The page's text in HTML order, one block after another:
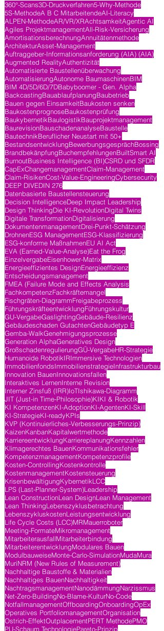
360°-Scans3D-Druckverfahren5-Why-Methode
5S-MethodeA B C MitarbeitendeAI-Literacy
ALPEN-MethodeAR/VR/XRAchtsamkeitAgentic AI
Agiles ProjektmanagementAll-Risk-Versicherung
AmortisationsberechnungAnnuitätenmethode
ArchitekturAsset-Management
Auftraggeber-Informationsanforderung (AIA) (AIA)
Augmented RealityAuthentizität
Automatisierte Baustellenüberwachung
AutomatisierungAutonome BaumaschinenBIM
BIM 4D/5D/6D/7DBabyboomer - Gen. Alpha
BackcastingBauablaufplanungBaubetrieb
Bauen gegen EinsamkeitBaukosten senken
BaukostenprognoseBaukostenprüfung
BaukybernetikBaulogistikBauprojektmanagement
BaurevisionBauschadenanalyseBaustelle
BautechnikBeruflicher Neustart mit 50+
BestandsentwicklungBewerbungsgesprächBossing
BrandbekänpfungBuchempfehlungenBuiltSmart AI
BurnoutBusiness Intelligence (BI)CSRD und SFDR
CapExChangemanagementClaim-Management
Claim-RisikenCost-Value-EngineeringCybersecurity
DEEP DIVEDIN 276
Datenbasierte Baustellensteuerung
Decision IntelligenceDeep Impact Leadership
Design ThinkingDie KI-RevolutionDigital Twins
Digitale TransformationDigitalisierung
DokumentenmanagementDrei-Punkt-Schätzung
DrohnenESG ManagementESG-Klassifizierung
ESG-konforme MaßnahmenEU AI Act
EVA (Earned-Value-Analyse)Eat the Frog
EinzelvergabeEisenhower-Matrix
Energieeffizientes DesignEnergieeffizienz
Entscheidungsmanagement
FMEA (Failure Mode and Effects Analysis
FachkompetenzFachkräftemangel
Fischgräten-DiagrammFreigabeprozess
FührungskräfteentwicklungFührungskultur
GU-VergabeGaslightingGebäude-Resilienz
Gebäudeschaden GutachtenGebäudetyp E
Gemba-WalkGenehmigungsprozesse
Generation AlphaGeneratives Design
GroßschadenregulierungGÜ-VergabeHR-Strategie
Humanoide RobotikIRImmersive Technologien
ImmobilienfondsImmobilienstrategieInfrastrukturbau
Innovation BauenInnovationsfallen
Interaktives LernenInterne Revision
Interner Zinsfuß (IRR)IoTIshikawa-Diagramm
JIT (Just-in Time-Philosophie)KIKI & Robotik
KI KompetenzenKI-AdoptionKI-AgentenKI-Skill
KI-StrategieKI-readyKPIs
KVP (Kontinuierliches-Verbesserungs-Prinzip)
KaizenKanbanKapitalwertmethode
KarriereentwicklungKarriereplanungKennzahlen
Klimagerechtes BauenKommunikationsfehler
KompetenzmanagementKompetenzprofile
Kosten-ControllingKostenkontrolle
KostenmanagementKostensteuerung
KrisenbewältigungKybernetikLCC
LPS (Last-Planner-System)Leadership
Lean ConstructionLean DesignLean Management
Lean ThinkingLebenszyklusbetrachtung
LebenszykluskostenLeistungsentwicklung
Life Cycle Costs (LCC)MRMauerroboter
Meeting-FormateMikromanagement
MitarbeiterausfallMitarbeiterbindung
MitarbeiterentwicklungModulares Bauen
ModulbauweiseMonte-Carlo-SimulationMudaMura
MuriNRM (New Rules of Measurement)
Nachhaltige Baustoffe & Materialien
Nachhaltiges BauenNachhaltigkeit
NachtragsmanagementNanodämmungNarzissmus
Net-Zero-BuildingNo-Blame-KulturNo-Code
NotfallmanagementOffboardingOnboardingOpEx
Operatives PortfoliomanagementOrganisation
Ostrich-EffektOutplacementPERT MethodePMO
PU-Schaum TechnologiePareto-Prinzip